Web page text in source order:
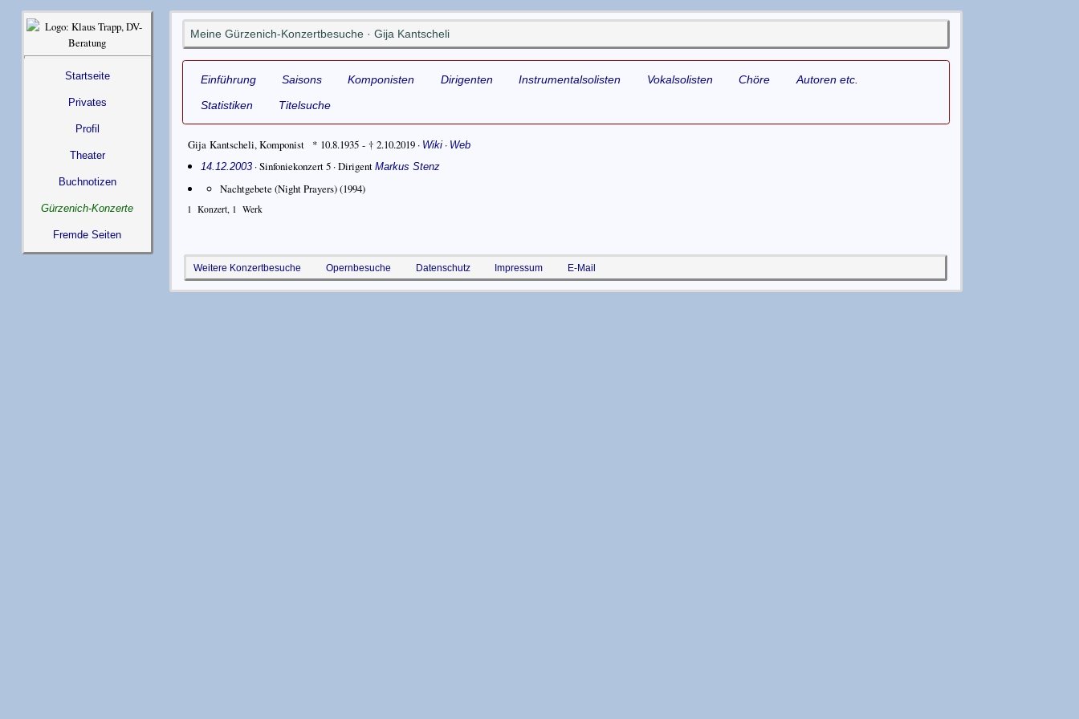
Startseite
Privates
Profil
Theater
Buchnotizen
Gürzenich-Konzerte
Fremde Seiten
Meine Gürzenich-Konzertbesuche · Gija Kantscheli
Einführung Saisons Komponisten Dirigenten Instrumentalsolisten Vokalsolisten Chöre
Autoren etc.
Statistiken
Titelsuche
Gija Kantscheli,Komponist * 10.8.1935 - † 2.10.2019· Wiki· Web
14.12.2003 · Sinfoniekonzert 5 ·Dirigent Markus Stenz
Nachtgebete (Night Prayers)(1994)
1 Konzert, 1 Werk
Weitere Konzertbesuche Opernbesuche Datenschutz Impressum E-Mail